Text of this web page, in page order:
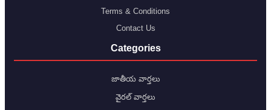
Terms & Conditions
Contact Us
Categories
జాతీయ వార్తలు
వైరల్ వార్తలు